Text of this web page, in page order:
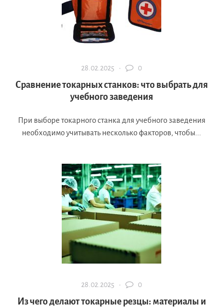
28.02.2025 · 0
Сравнение токарных станков: что выбрать для
учебного заведения
При выборе токарного станка для учебного заведения
необходимо учитывать несколько факторов, чтобы...
28.02.2025 · 0
Из чего делают токарные резцы: материалы и